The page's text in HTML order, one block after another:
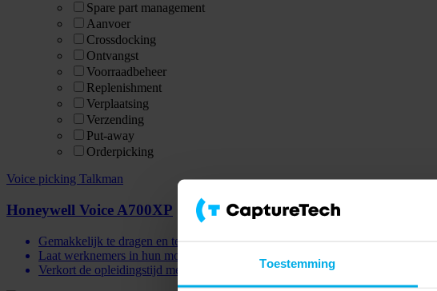
Toestemming
Spare part management
Aanvoer
Crossdocking
Ontvangst
Voorraadbeheer
Replenishment
Verplaatsing
Verzending
Put-away
Orderpicking
Voice picking Talkman
Honeywell Voice A700XP
Gemakkelijk te dragen en te gebruiken
Laat werknemers in hun moedertaal spreken (40 talen)
Verkort de opleidingstijd met 85%